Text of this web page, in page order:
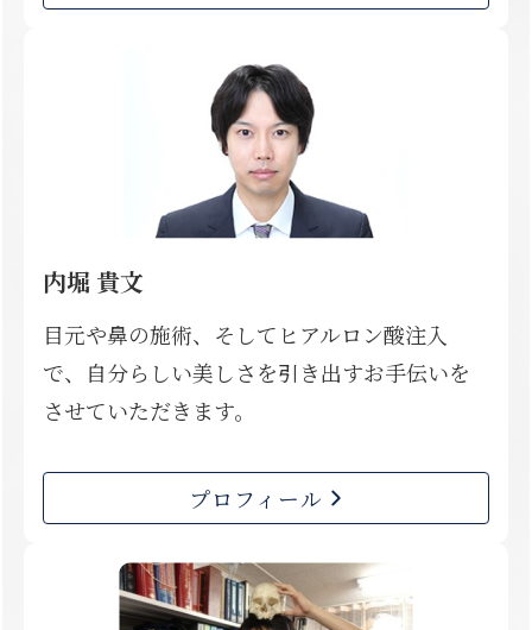
内堀 貴文
目元や鼻の施術、そしてヒアルロン酸注入
で、自分らしい美しさを引き出すお手伝いを
させていただきます。
プロフィール